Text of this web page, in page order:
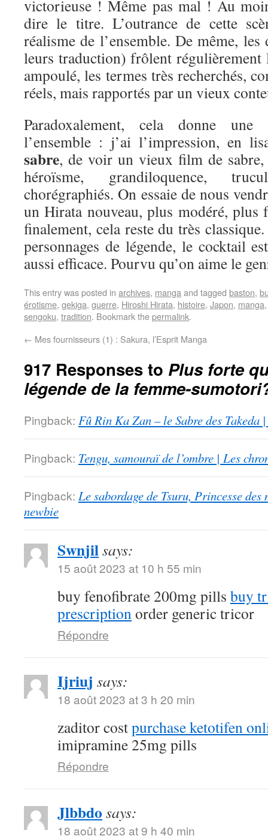
victorieuse ! Même pas mal ! Au
dire le titre. L’outrance de cette
réalisme de l’ensemble. De même,
leurs traduction) frôlent
ampoulé, les termes très recherchés,
réels, mais rapportés par un vieux
Paradoxalement, cela donne une
l’ensemble : j’ai l’impression, en
sabre, de voir un vieux film de sabre,
héroïsme, grandiloquence,
chorégraphiés. On essaie de nous
un Hirata nouveau, plus modéré, plus
finalement, cela reste du très
personnages de légende, le cocktail
aussi efficace. Pourvu qu’on aime le
This entry was posted in archives, manga and tagged baston,
érotisme, gekiga, guerre, Hiroshi Hirata, histoire, Japon, manga
sengoku, tradition. Bookmark thepermalink.
← Mes fournisseurs (1) : Sakura, l’Esprit Manga
917 Responses to Plus forte
légende de la femme-
Pingback: Fû Rin Ka Zan – le Sabre des Takeda
Pingback: Tengu, samouraï de l’ombre | Les
Pingback: Le sabordage de Tsuru, Princesse
newbie
Swnjilsays:
15 août 2023 at 10 h 55 min
buy fenofibrate 200mg pills buy
prescriptionorder generic tricor
Répondre
Ijriuj says:
18 août 2023 at 3 h 20 min
zaditor costpurchase ketotifen
imipramine 25mg pills
Répondre
Jlbbdo says:
18 août 2023 at 9 h 40 min